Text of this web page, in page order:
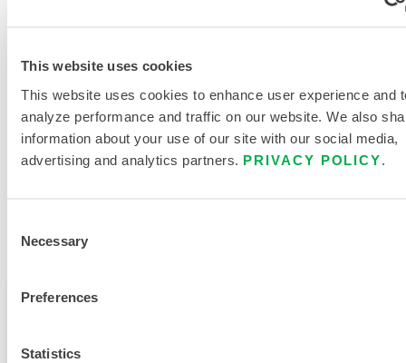
This website uses cookies
This website uses cookies to enhance user experience and
analyze performance and traffic on our website. We also
information about your use of our site with our social media,
advertising and analytics partners. PRIVACY POLICY
Selection
Necessary
Preferences
Statistics
VERWANDTE DOKUMENTE
GRÖSSENTABELLE FÜR H
Verfügbar in diesen Verkaufsregionen: EUROPA, INDIEN,
Dieses Produkt wird normalerweise nicht in Ihrer